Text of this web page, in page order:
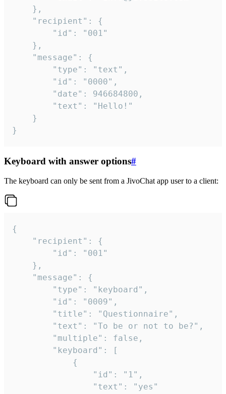
}
Keyboard with answer options#
The keyboard can only be sent from a JivoChat app user to a client:
{